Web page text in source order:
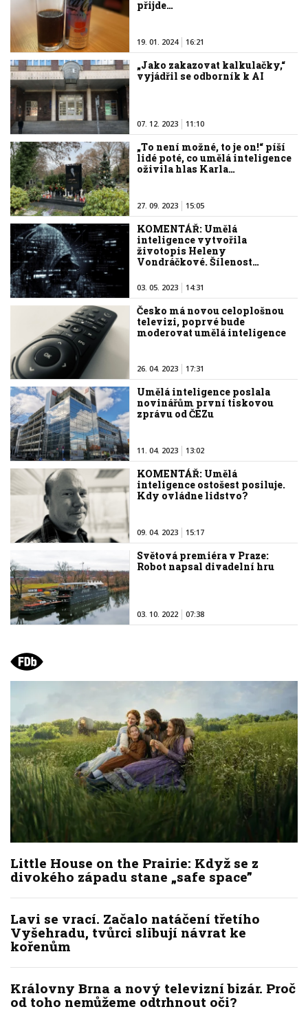
přijde…
19. 01. 2024 16:21
„Jako zakazovat kalkulačky,“
vyjádřil se odborník k AI
07. 12. 2023 11:10
„To není možné, to je on!“ píší
lidé poté, co umělá inteligence
oživila hlas Karla…
27. 09. 2023 15:05
KOMENTÁŘ: Umělá
inteligence vytvořila
životopis Heleny
Vondráčkové. Šílenost…
03. 05. 2023 14:31
Česko má novou celoplošnou
televizi, poprvé bude
moderovat umělá inteligence
26. 04. 2023 17:31
Umělá inteligence poslala
novinářům první tiskovou
zprávu od ČEZu
11. 04. 2023 13:02
KOMENTÁŘ: Umělá
inteligence ostošest posiluje.
Kdy ovládne lidstvo?
09. 04. 2023 15:17
Světová premiéra v Praze:
Robot napsal divadelní hru
03. 10. 2022 07:38
Little House on the Prairie: Když se z
divokého západu stane „safe space”
Lavi se vrací. Začalo natáčení třetího
Vyšehradu, tvůrci slibují návrat ke
kořenům
Královny Brna a nový televizní bizár. Proč
od toho nemůžeme odtrhnout oči?